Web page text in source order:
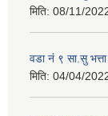
मिति: 08/11/
वडा नं ९ सा.सु भत्ता
मिति: 04/04/